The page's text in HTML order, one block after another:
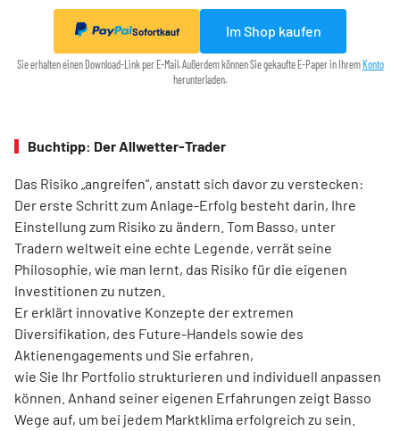
Sofortkauf Im Shop kaufen
Sie erhalten einen Download-Link per E-Mail. Außerdem können Sie gekaufte E-Paper in Ihrem Konto
herunterladen.
Buchtipp: Der Allwetter-Trader
Das Risiko „angreifen“, anstatt sich davor zu verstecken:
Der erste Schritt zum Anlage-Erfolg besteht darin, Ihre
Einstellung zum Risiko zu ändern. Tom Basso, unter
Tradern weltweit eine echte Legende, verrät seine
Philosophie, wie man lernt, das Risiko für die eigenen
Investitionen zu nutzen.
Er erklärt innovative Konzepte der extremen
Diversifikation, des Future-Handels sowie des
Aktienengagements und Sie erfahren,
wie Sie Ihr Portfolio strukturieren und individuell anpassen
können. Anhand seiner eigenen Erfahrungen zeigt Basso
Wege auf, um bei jedem Marktklima erfolgreich zu sein.